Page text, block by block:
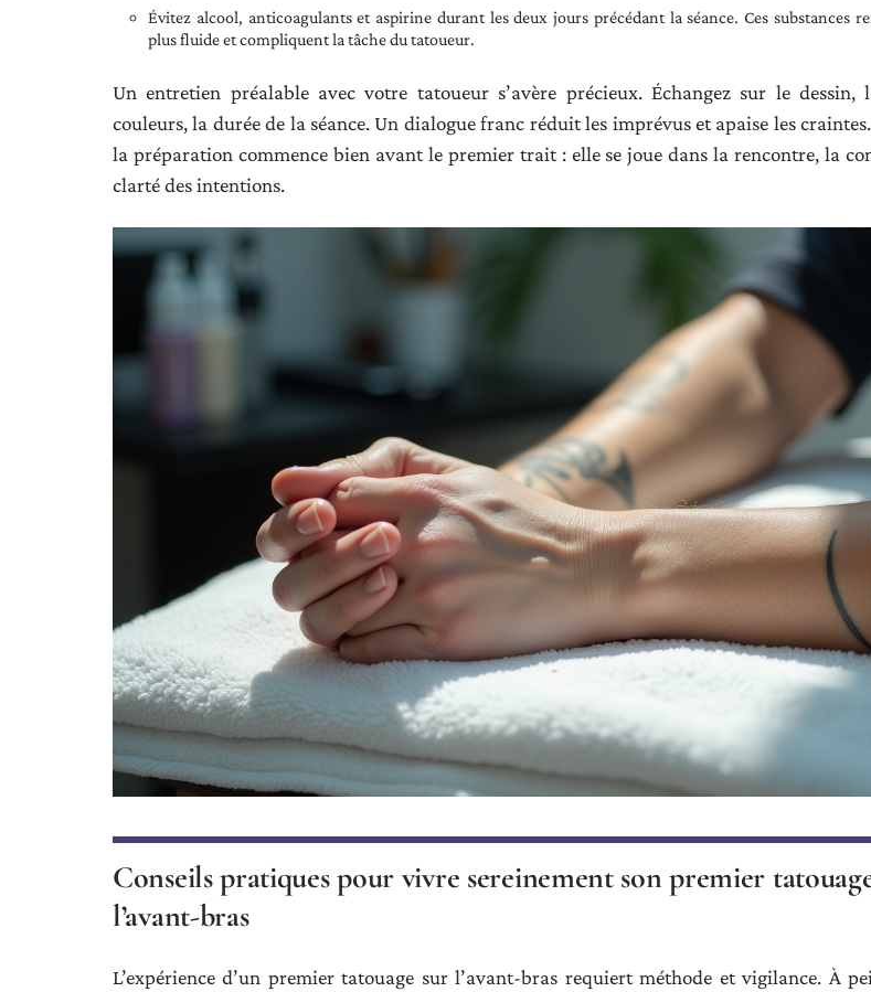
Évitez alcool, anticoagulants et aspirine durant les deux jours précédant la séance. Ces substances
plus fluide et compliquent la tâche du tatoueur.
Un entretien préalable avec votre tatoueur s’avère précieux. Échangez sur le dessin,
couleurs, la durée de la séance. Un dialogue franc réduit les imprévus et apaise les
la préparation commence bien avant le premier trait : elle se joue dans la rencontre, la
clarté des intentions.
Conseils pratiques pour vivre sereinement son premier
l’avant-bras
L’expérience d’un premier tatouage sur l’avant-bras requiert méthode et vigilance. À